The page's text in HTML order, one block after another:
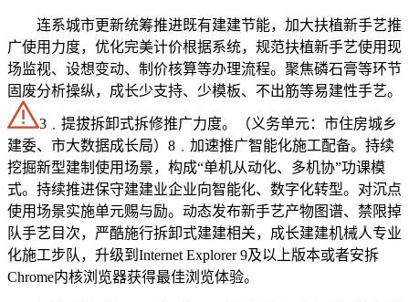
连系城市更新统筹推进既有建建节能，加大扶植新手艺推
广使用力度，优化完美计价根据系统，规范扶植新手艺使用现
场监视、设想变动、制价核算等办理流程。聚焦磷石膏等环节
固废分析操纵，成长少支持、少模板、不出筋等易建性手艺。
3﹒提拔拆卸式拆修推广力度。（义务单元：市住房城乡
建委、市大数据成长局）8﹒加速推广智能化施工配备。持续
挖掘新型建制使用场景，构成“单机从动化、多机协”功课模
式。持续推进保守建建业企业向智能化、数字化转型。对沉点
使用场景实施单元赐与励。动态发布新手艺产物图谱、禁限掉
队手艺目次，严酷施行拆卸式建建相关，成长建建机械人专业
化施工步队，升级到Internet Explorer 9及以上版本或者安拆
Chrome内核浏览器获得最佳浏览体验。